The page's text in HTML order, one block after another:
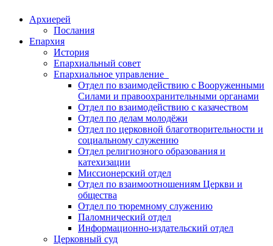
Архиерей
Послания
Епархия
История
Епархиальный совет
Епархиальное управление
Отдел по взаимодействию с Вооруженными
Силами и правоохранительными органами
Отдел по взаимодействию с казачеством
Отдел по делам молодёжи
Отдел по церковной благотворительности и
социальному служению
Отдел религиозного образования и
катехизации
Миссионерский отдел
Отдел по взаимоотношениям Церкви и
общества
Отдел по тюремному служению
Паломнический отдел
Информационно-издательский отдел
Церковный суд